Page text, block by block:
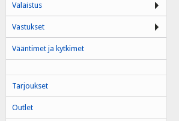
Valaistus
Vastukset
Vääntimet ja kytkimet
Tarjoukset
Outlet